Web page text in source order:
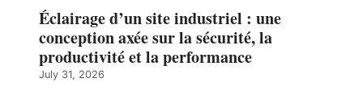
Éclairage d’un site industriel : une
conception axée sur la sécurité, la
productivité et la performance
July 31, 2026